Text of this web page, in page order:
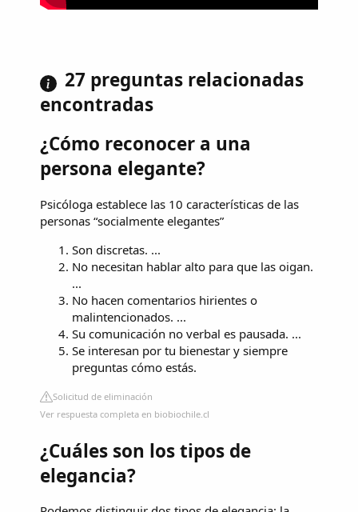
27 preguntas relacionadas
encontradas
¿Cómo reconocer a una
persona elegante?
Psicóloga establece las 10 características de las
personas “socialmente elegantes”
Son discretas. ...
No necesitan hablar alto para que las oigan.
...
No hacen comentarios hirientes o
malintencionados. ...
Su comunicación no verbal es pausada. ...
Se interesan por tu bienestar y siempre
preguntas cómo estás.
Solicitud de eliminación
Ver respuesta completa en biobiochile.cl
¿Cuáles son los tipos de
elegancia?